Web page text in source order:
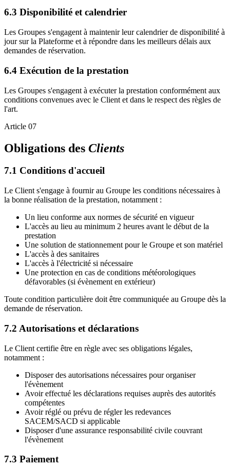
6.3 Disponibilité et calendrier
Les Groupes s'engagent à maintenir leur calendrier de disponibilité à
jour sur la Plateforme et à répondre dans les meilleurs délais aux
demandes de réservation.
6.4 Exécution de la prestation
Les Groupes s'engagent à exécuter la prestation conformément aux
conditions convenues avec le Client et dans le respect des règles de
l'art.
Article 07
Obligations des Clients
7.1 Conditions d'accueil
Le Client s'engage à fournir au Groupe les conditions nécessaires à
la bonne réalisation de la prestation, notamment :
Un lieu conforme aux normes de sécurité en vigueur
L'accès au lieu au minimum 2 heures avant le début de la
prestation
Une solution de stationnement pour le Groupe et son matériel
L'accès à des sanitaires
L'accès à l'électricité si nécessaire
Une protection en cas de conditions météorologiques
défavorables (si évènement en extérieur)
Toute condition particulière doit être communiquée au Groupe dès la
demande de réservation.
7.2 Autorisations et déclarations
Le Client certifie être en règle avec ses obligations légales,
notamment :
Disposer des autorisations nécessaires pour organiser
l'évènement
Avoir effectué les déclarations requises auprès des autorités
compétentes
Avoir réglé ou prévu de régler les redevances
SACEM/SACD si applicable
Disposer d'une assurance responsabilité civile couvrant
l'évènement
7.3 Paiement